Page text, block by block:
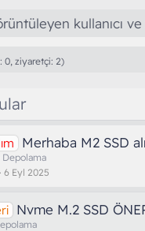
kullanıcı
0, ziyaretçi: 2)
Merhaba M2 SSD
Depolama
6 Eyl 2025
Nvme M.2 SSD